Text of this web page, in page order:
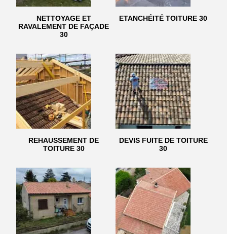
NETTOYAGE ET
RAVALEMENT DE FAÇADE
30
ETANCHÉITÉ TOITURE 30
REHAUSSEMENT DE
TOITURE 30
DEVIS FUITE DE TOITURE
30